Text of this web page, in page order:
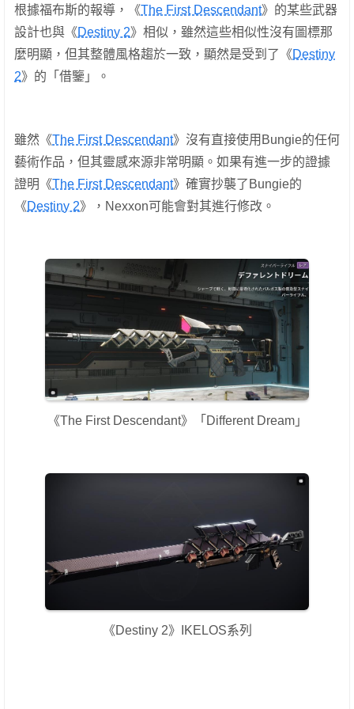
根據福布斯的報導，《The First Descendant》的某些武器
設計也與《Destiny 2》相似，雖然這些相似性沒有圖標那
麼明顯，但其整體風格趨於一致，顯然是受到了《Destiny
2》的「借鑒」。
雖然《The First Descendant》沒有直接使用Bungie的任何
藝術作品，但其靈感來源非常明顯。如果有進一步的證據
證明《The First Descendant》確實抄襲了Bungie的
《Destiny 2》，Nexxon可能會對其進行修改。
《The First Descendant》「Different Dream」
《Destiny 2》IKELOS系列